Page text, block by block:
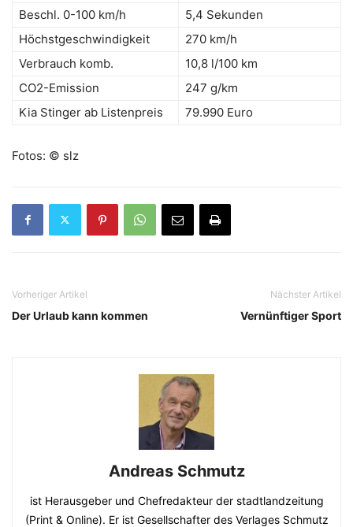
Beschl. 0-100 km/h
5,4 Sekunden
Höchstgeschwindigkeit
270 km/h
Verbrauch komb.
10,8 l/100 km
CO2-Emission
247 g/km
Kia Stinger ab Listenpreis
79.990 Euro
Fotos: © slz
Vorheriger Artikel
Der Urlaub kann kommen
Nächster Artikel
Vernünftiger Sport
Andreas Schmutz
ist Herausgeber und Chefredakteur der stadtlandzeitung
(Print & Online). Er ist Gesellschafter des Verlages Schmutz